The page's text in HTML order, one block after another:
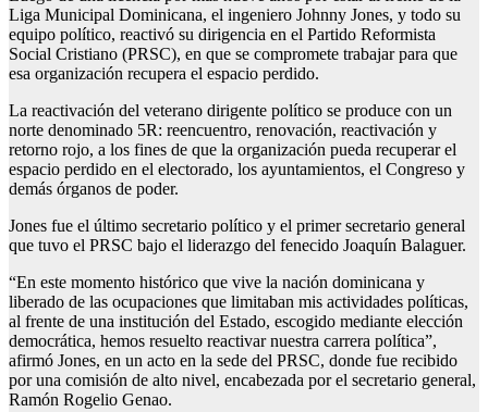
Liga Municipal Dominicana, el ingeniero Johnny Jones, y todo su
equipo político, reactivó su dirigencia en el Partido Reformista
Social Cristiano (PRSC), en que se compromete trabajar para que
esa organización recupera el espacio perdido.
La reactivación del veterano dirigente político se produce con un
norte denominado 5R: reencuentro, renovación, reactivación y
retorno rojo, a los fines de que la organización pueda recuperar el
espacio perdido en el electorado, los ayuntamientos, el Congreso y
demás órganos de poder.
Jones fue el último secretario político y el primer secretario general
que tuvo el PRSC bajo el liderazgo del fenecido Joaquín Balaguer.
“En este momento histórico que vive la nación dominicana y
liberado de las ocupaciones que limitaban mis actividades políticas,
al frente de una institución del Estado, escogido mediante elección
democrática, hemos resuelto reactivar nuestra carrera política”,
afirmó Jones, en un acto en la sede del PRSC, donde fue recibido
por una comisión de alto nivel, encabezada por el secretario general,
Ramón Rogelio Genao.